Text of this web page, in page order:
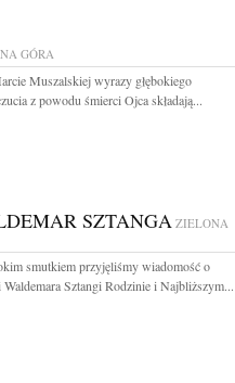
GÓRA
Muszalskiej wyrazy głębokiego
z powodu śmierci Ojca składają...
SZTANGA ZIELONA
smutkiem przyjęliśmy wiadomość o
Waldemara Sztangi Rodzinie i Najbliższym...